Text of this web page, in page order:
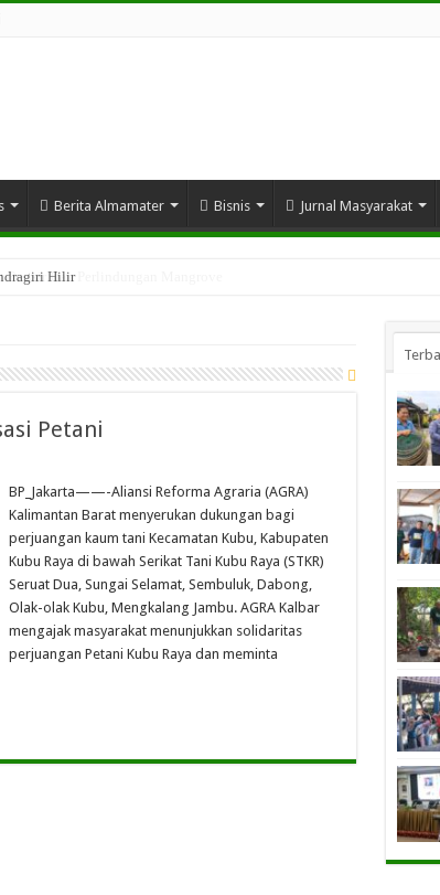
Berita Almamater Bisnis Jurnal Masyarakat
Hilir
Petani
BP_Jakarta——-Aliansi Reforma Agraria (AGRA)
Kalimantan Barat menyerukan dukungan bagi
perjuangan kaum tani Kecamatan Kubu, Kabupaten
Kubu Raya di bawah Serikat Tani Kubu Raya (STKR)
Seruat Dua, Sungai Selamat, Sembuluk, Dabong,
Olak-olak Kubu, Mengkalang Jambu. AGRA Kalbar
mengajak masyarakat menunjukkan solidaritas
perjuangan Petani Kubu Raya dan meminta